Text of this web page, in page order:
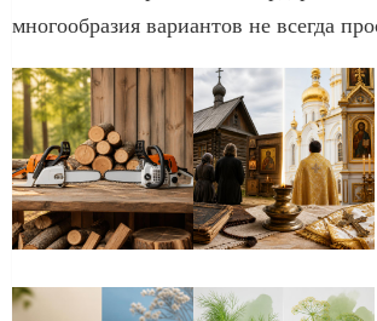
многообразия вариантов не всегда